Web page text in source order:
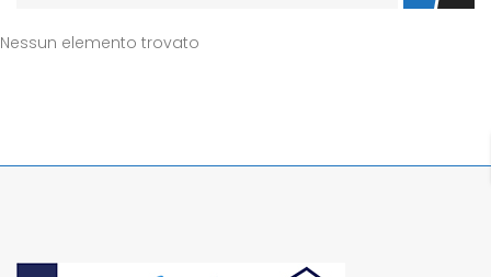
Nessun elemento trovato